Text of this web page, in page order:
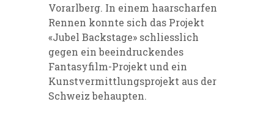
Vorarlberg. In einem haarscharfen
Rennen konnte sich das Projekt
«Jubel Backstage» schliesslich
gegen ein beeindruckendes
Fantasyfilm-Projekt und ein
Kunstvermittlungsprojekt aus der
Schweiz behaupten.